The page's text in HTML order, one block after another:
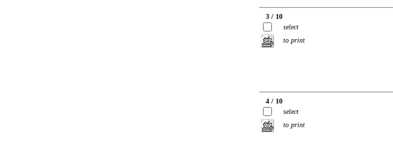
3 / 10
select
to print
4 / 10
select
to print